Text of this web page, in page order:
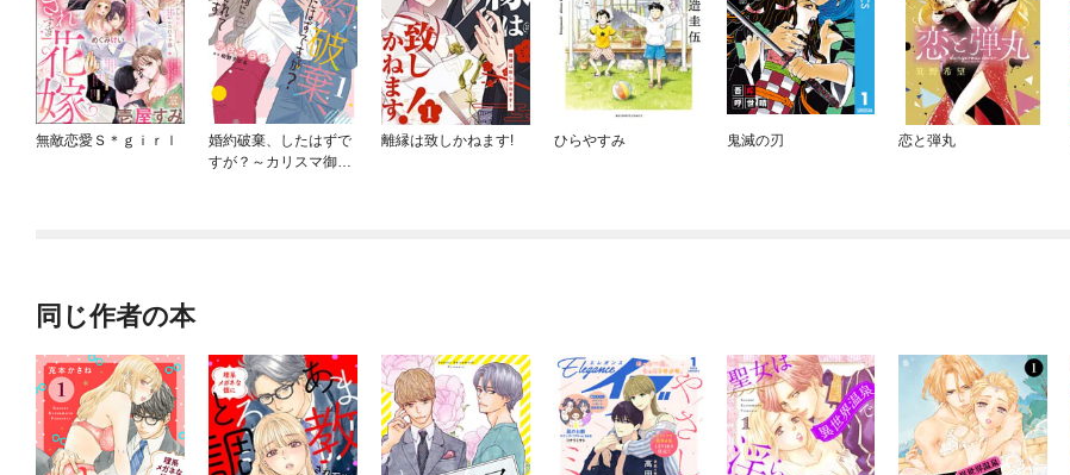
無敵恋愛Ｓ＊ｇｉｒｌ
婚約破棄、したはずで
すが？～カリスマ御曹
離縁は致しかねます! ひらやすみ 鬼滅の刃 恋と弾丸
同じ作者の本